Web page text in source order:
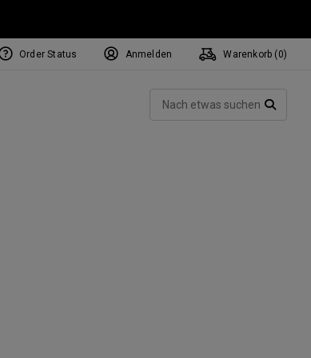
Order Status Anmelden Warenkorb ( 0)